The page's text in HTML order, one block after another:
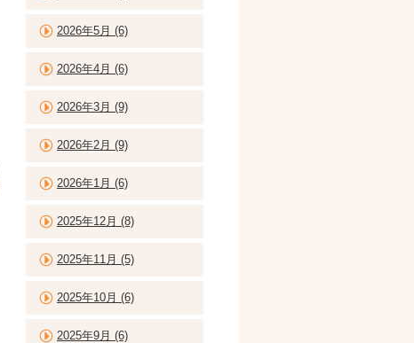
2026年5月 (6)
2026年4月 (6)
2026年3月 (9)
2026年2月 (9)
2026年1月 (6)
2025年12月 (8)
2025年11月 (5)
2025年10月 (6)
2025年9月 (6)